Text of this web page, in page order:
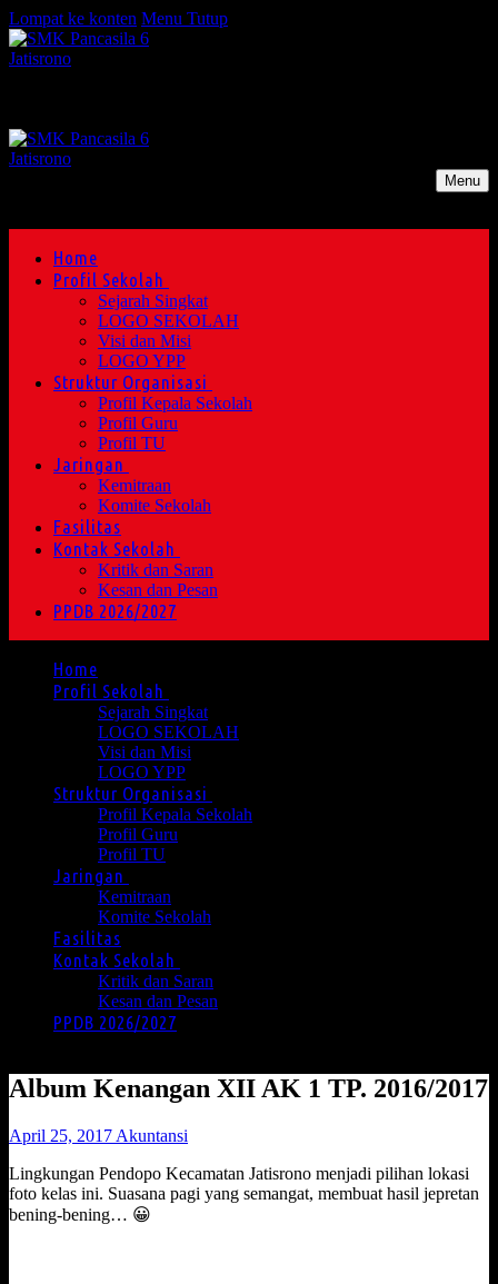
Lompat ke konten Menu Tutup
Menu
Home
Profil Sekolah
Sejarah Singkat
LOGO SEKOLAH
Visi dan Misi
LOGO YPP
Struktur Organisasi
Profil Kepala Sekolah
Profil Guru
Profil TU
Jaringan
Kemitraan
Komite Sekolah
Fasilitas
Kontak Sekolah
Kritik dan Saran
Kesan dan Pesan
PPDB 2026/2027
Home
Profil Sekolah
Sejarah Singkat
LOGO SEKOLAH
Visi dan Misi
LOGO YPP
Struktur Organisasi
Profil Kepala Sekolah
Profil Guru
Profil TU
Jaringan
Kemitraan
Komite Sekolah
Fasilitas
Kontak Sekolah
Kritik dan Saran
Kesan dan Pesan
PPDB 2026/2027
Album Kenangan XII AK 1 TP. 2016/2017
April 25, 2017 Akuntansi
Lingkungan Pendopo Kecamatan Jatisrono menjadi pilihan lokasi
foto kelas ini. Suasana pagi yang semangat, membuat hasil jepretan
bening-bening… 😀